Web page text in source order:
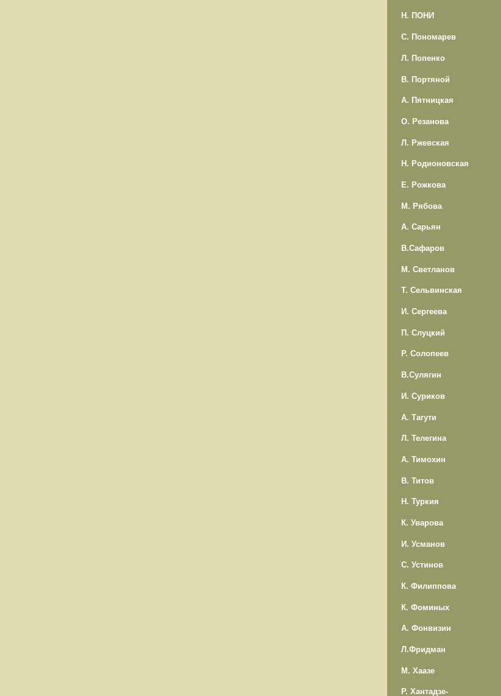
Н. ПОНИ
С. Пономарев
Л. Попенко
В. Портяной
А. Пятницкая
О. Резанова
Л. Ржевская
Н. Родионовская
Е. Рожкова
М. Рябова
А. Сарьян
В.Сафаров
М. Светланов
Т. Сельвинская
И. Сергеева
П. Слуцкий
Р. Солопеев
В.Сулягин
И. Суриков
А. Тагути
Л. Телегина
А. Тимохин
В. Титов
Н. Туркия
К. Уварова
И. Усманов
С. Устинов
К. Филиппова
К. Фоминых
А. Фонвизин
Л.Фридман
М. Хаазе
Р. Хантадзе-